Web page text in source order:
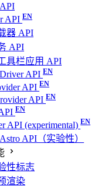
API
器 API
API
具栏应用 API
API
API
API
API (experimental)
API（实验性）
性标志
渲染